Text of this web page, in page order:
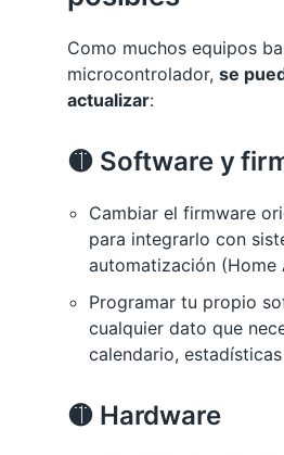
Como muchos equipos
microcontrolador, se
actualizar:
🟡 Software y
Cambiar el firmware
para integrarlo con
automatización (Home
Programar tu propio
cualquier dato que
calendario,
🟡 Hardware